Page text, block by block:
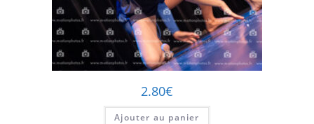
2.80€
Ajouter au panier